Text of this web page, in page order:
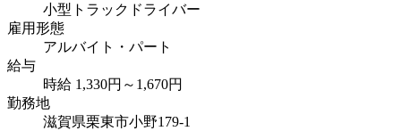
小型トラックドライバー
雇用形態
アルバイト・パート
給与
時給 1,330円～1,670円
勤務地
滋賀県栗東市小野179-1